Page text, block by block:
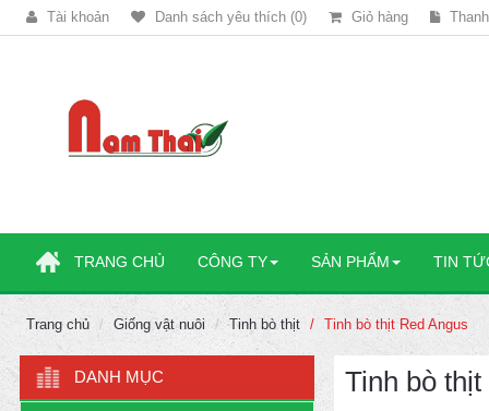
Tài khoản Danh sách yêu thích (0) Giỏ hàng
TRANG CHỦ CÔNG TY SẢN PHẨM TIN
Trang chủ Giống vật nuôi Tinh bò thịt Tinh bò thịt Red Angus
DANH MỤC Tinh bò